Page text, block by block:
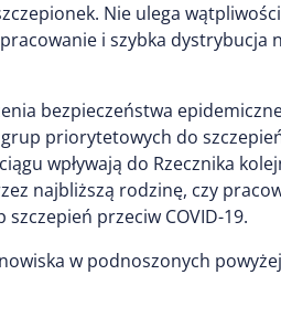
Nie ulega
i szybka dystrybucja
bezpieczeństwa
priorytetowych do
wpływają do Rzecznika
najbliższą rodzinę, czy
przeciw COVID-19.
w podnoszonych